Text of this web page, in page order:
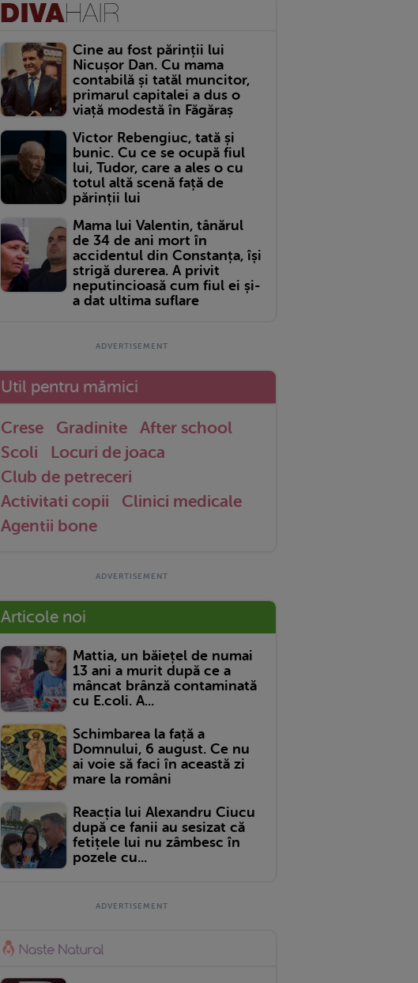
Cine au fost părinții lui
Nicușor Dan. Cu mama
contabilă și tatăl muncitor,
primarul capitalei a dus o
viață modestă în Făgăraș
Victor Rebengiuc, tată și
bunic. Cu ce se ocupă fiul
lui, Tudor, care a ales o cu
totul altă scenă față de
părinții lui
Mama lui Valentin, tânărul
de 34 de ani mort în
accidentul din Constanța, își
strigă durerea. A privit
neputincioasă cum fiul ei și-
a dat ultima suflare
Util pentru mămici
Crese Gradinite
After school
Scoli
Locuri de joaca
Club de petreceri
Activitati copii
Clinici medicale
Agentii bone
Articole noi
Mattia, un băiețel de numai
13 ani a murit după ce a
mâncat brânză contaminată
cu E.coli. A...
Schimbarea la față a
Domnului, 6 august. Ce nu
ai voie să faci în această zi
mare la români
Reacția lui Alexandru Ciucu
după ce fanii au sesizat că
fetițele lui nu zâmbesc în
pozele cu...